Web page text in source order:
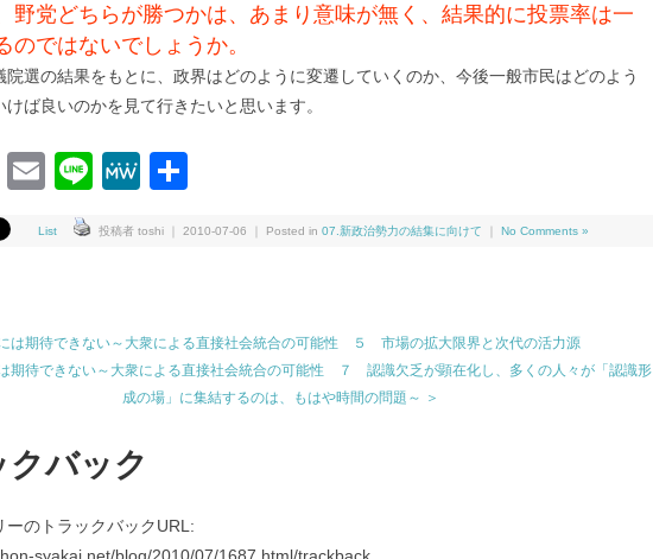
野党どちらが勝つかは、あまり意味が無く、結果的に投票率は一
のではないでしょうか。
院選の結果をもとに、政界はどのように変遷していくのか、今後一般市民はどのよう
けば良いのかを見て行きたいと思います。
Twitter
EmailLineMeWe
List 投稿者 toshi ｜ 2010-07-06 ｜ Posted in 07.新政治勢力の結集に向けて No Comments »
は期待できない～大衆による直接社会統合の可能性 ５ 市場の拡大限界と次代の活力源
期待できない～大衆による直接社会統合の可能性 ７ 認識欠乏が顕在化し、多くの人々が「認識形
成の場」に集結するのは、もはや時間の問題～ ＞
クバック
ーのトラックバックURL:
syakai.net/blog/2010/07/1687.html/trackback